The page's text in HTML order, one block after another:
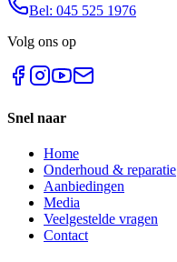
Bel: 045 525 1976
Volg ons op
Snel naar
Home
Onderhoud & reparatie
Aanbiedingen
Media
Veelgestelde vragen
Contact